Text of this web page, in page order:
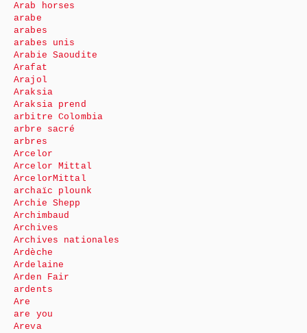
Arab horses
arabe
arabes
arabes unis
Arabie Saoudite
Arafat
Arajol
Araksia
Araksia prend
arbitre Colombia
arbre sacré
arbres
Arcelor
Arcelor Mittal
ArcelorMittal
archaïc plounk
Archie Shepp
Archimbaud
Archives
Archives nationales
Ardèche
Ardelaine
Arden Fair
ardents
Are
are you
Areva